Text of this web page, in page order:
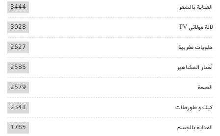
العناية بالشعر 3444
لالة مولاتي TV 3028
حلويات مغربية 2627
أخبار المشاهير 2585
الصحة 2579
كيك و طورطات 2341
العناية بالجسم 1785